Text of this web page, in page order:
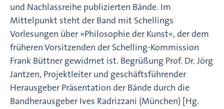
und Nachlassreihe publizierten Bände. Im
Mittelpunkt steht der Band mit Schellings
Vorlesungen über »Philosophie der Kunst«, der dem
früheren Vorsitzenden der Schelling-Kommission
Frank Büttner gewidmet ist. Begrüßung Prof. Dr. Jörg
Jantzen, Projektleiter und geschäftsführender
Herausgeber Präsentation der Bände durch die
Bandherausgeber Ives Radrizzani (München) [Hg.